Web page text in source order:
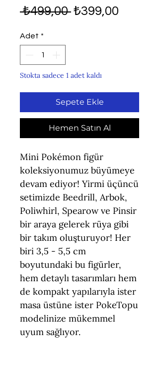
₺499,00 Normal
₺399,00
Adet *
Stokta sadece 1 adet kaldı
Sepete Ekle
Hemen Satın Al
Mini Pokémon figür
koleksiyonumuz büyümeye
devam ediyor! Yirmi üçüncü
setimizde Beedrill, Arbok,
Poliwhirl, Spearow ve Pinsir
bir araya gelerek rüya gibi
bir takım oluşturuyor! Her
biri 3,5 - 5,5 cm
boyutundaki bu figürler,
hem detaylı tasarımları hem
de kompakt yapılarıyla ister
masa üstüne ister PokeTopu
modelinize mükemmel
uyum sağlıyor.